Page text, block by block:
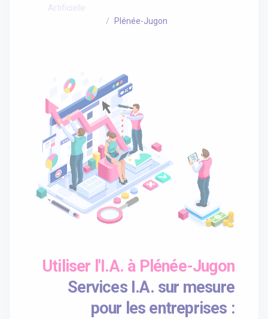
Artificielle
Plénée-Jugon
Utiliser l'I.A. à Plénée-Jugon
Services I.A. sur mesure
pour les entreprises :